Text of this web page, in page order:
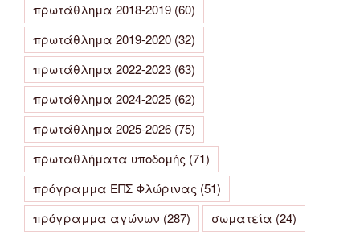
πρωτάθλημα 2018-2019 (60)
πρωτάθλημα 2019-2020 (32)
πρωτάθλημα 2022-2023 (63)
πρωτάθλημα 2024-2025 (62)
πρωτάθλημα 2025-2026 (75)
πρωταθλήματα υποδομής (71)
πρόγραμμα ΕΠΣ Φλώρινας (51)
πρόγραμμα αγώνων (287) σωματεία (24)